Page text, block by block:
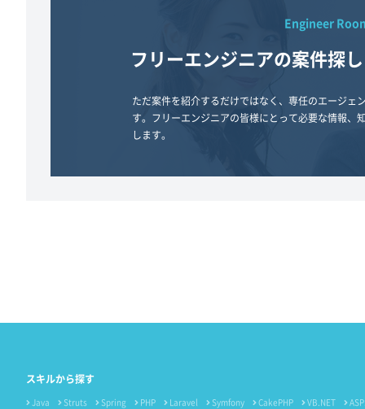
Engineer
フリーエンジニアの案件探
ただ案件を紹介するだけではなく、専任のエージェ
す。フリーエンジニアの皆様にとって必要な情報、
します。
スキルから探す
Java Struts Spring PHP Laravel Symfony CakePHP VB.NET